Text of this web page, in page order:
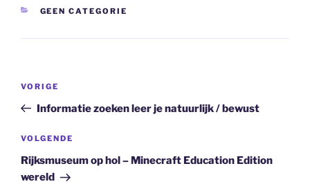
CATEGORIEËN
GEEN CATEGORIE
Vorig
bericht
VORIGE
Informatie zoeken leer je natuurlijk / bewust
Volgend
bericht
VOLGENDE
Rijksmuseum op hol – Minecraft Education Edition
wereld